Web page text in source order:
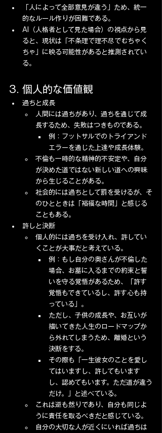
「人によって全部意見が違う」ため、統一
的なルール作りが困難である。
AI（人格者として見た場合）の視点から見
ると、現状は「不条理で理不尽でむちゃく
ちゃ」に映る可能性があると推測されてい
る。
3. 個人的な価値観
過ちと成長
人間には過ちがあり、過ちを通じて成
長するため、失敗はつきものである。
例：フットサルでのトライアンド
エラーを通じた上達や成長体験。
不倫も一時的な精神的不安定や、自分
が決めた道ではない新しい道への興味
から生じることがある。
社会的には過ちとして罰を受けるが、そ
のひとときは「裕福な時間」と感じる
こともある。
許しと決断
個人的には過ちを受け入れ、許してい
くことが大事だと考えている。
例：もし自分の奥さんが不倫した
場合、お墓に入るまでの約束と誓
いを守る覚悟があるため、「許す
覚悟もできているし、許す心も持
っている」。
ただし、子供の成長や、お互いが
描いてきた人生のロードマップか
ら外れてしまうため、離婚という
決断をする。
その際も「一生彼女のことを愛し
てはいますし、許してもいます
し、認めてもいます。ただ道が違う
だけ。」と述べている。
これは逆も然りであり、自分も同じよ
うに責任を取るべきだと感じている。
自分の大切な人が近くにいれば過ちは